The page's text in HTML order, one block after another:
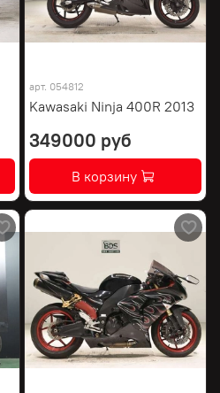
арт. 054812
Kawasaki Ninja 400R 2013
349000 руб
В корзину